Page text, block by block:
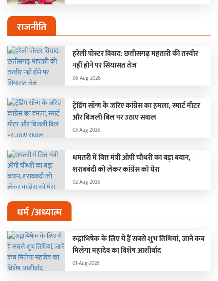
राजनीति
हरेली पोस्टर विवाद: छत्तीसगढ़ महतारी की तस्वीर
नहीं होने पर सियासत तेज
06-Aug-2026
ट्रेंडिंग सॉन्ग के जरिए कांग्रेस का हमला, स्मार्ट मीटर
और बिजली बिल पर उठाए सवाल
03-Aug-2026
धमतरी में वित्त मंत्री ओपी चौधरी का बड़ा बयान,
शराबबंदी को लेकर कांग्रेस को घेरा
02-Aug-2026
धर्म /अध्यात्म
रुद्राभिषेक के लिए ये हैं सबसे शुभ तिथियां, जानें कब
मिलेगा महादेव का विशेष आशीर्वाद
01-Aug-2026